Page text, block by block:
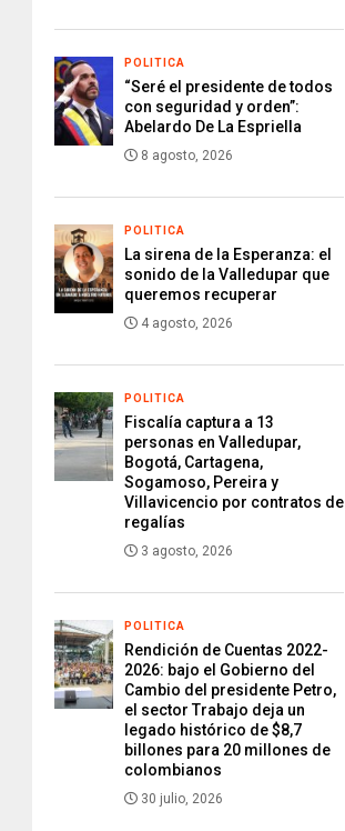
POLITICA
“Seré el presidente de todos
con seguridad y orden”:
Abelardo De La Espriella
8 agosto, 2026
POLITICA
La sirena de la Esperanza: el
sonido de la Valledupar que
queremos recuperar
4 agosto, 2026
POLITICA
Fiscalía captura a 13
personas en Valledupar,
Bogotá, Cartagena,
Sogamoso, Pereira y
Villavicencio por contratos de
regalías
3 agosto, 2026
POLITICA
Rendición de Cuentas 2022-
2026: bajo el Gobierno del
Cambio del presidente Petro,
el sector Trabajo deja un
legado histórico de $8,7
billones para 20 millones de
colombianos
30 julio, 2026